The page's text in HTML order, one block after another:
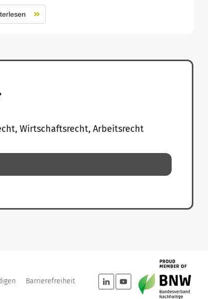
Wirtschaftsrecht, Arbeitsrecht
Barrierefreiheit